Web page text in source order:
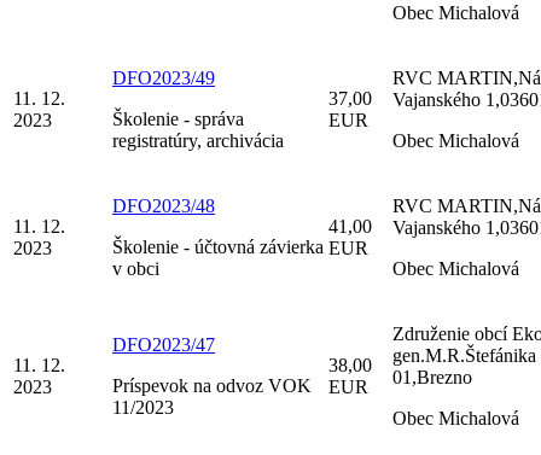
Obec Michalová
11. 12.
2023
DFO2023/49
Školenie - správa
registratúry, archivácia
37,00
EUR
RVC
Vajanského
Obec Michalová
11. 12.
2023
DFO2023/48
Školenie - účtovná závierka
v obci
41,00
EUR
RVC
Vajanského
Obec Michalová
11. 12.
2023
DFO2023/47
Príspevok na odvoz VOK
11/2023
38,00
EUR
Združenie obcí
gen.M.R.Štefánika
01,Brezno
Obec Michalová